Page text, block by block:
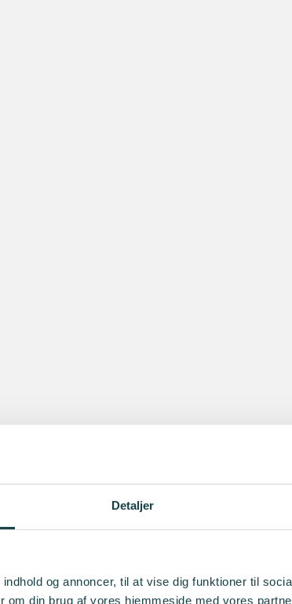
Detaljer
og annoncer, til at vise dig funktioner til
om din brug af vores hjemmeside med vores